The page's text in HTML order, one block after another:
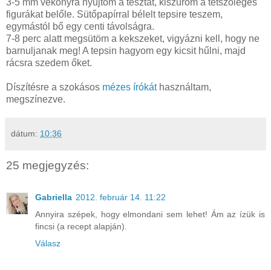
3-5 mm vékonyra nyújtom a tésztát, kiszúrom a tetszőleges
figurákat belőle. Sütőpapírral bélelt tepsire teszem,
egymástól bő egy centi távolságra.
7-8 perc alatt megsütöm a kekszeket, vigyázni kell, hogy ne
barnuljanak meg! A tepsin hagyom egy kicsit hűlni, majd
rácsra szedem őket.
Díszítésre a szokásos mézes írókát használtam,
megszínezve.
dátum: 10:36
25 megjegyzés:
Gabriella 2012. február 14. 11:22
Annyira szépek, hogy elmondani sem lehet! Ám az ízük is
fincsi (a recept alapján).
Válasz